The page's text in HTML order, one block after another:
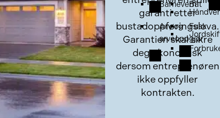
Barnevern
Arv og
arveoppgjør
Båt
Fusk
garanti etter
bustadoppføringslova.
Garantien skal sikre
deg økonomisk
dersom entreprenøren
ikke oppfyller
kontrakten.